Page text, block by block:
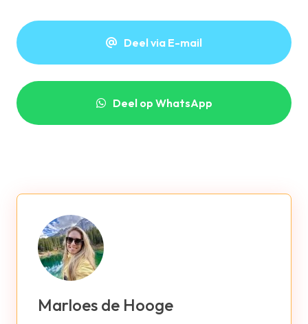
Deel via E-mail
Deel op WhatsApp
Marloes de Hooge